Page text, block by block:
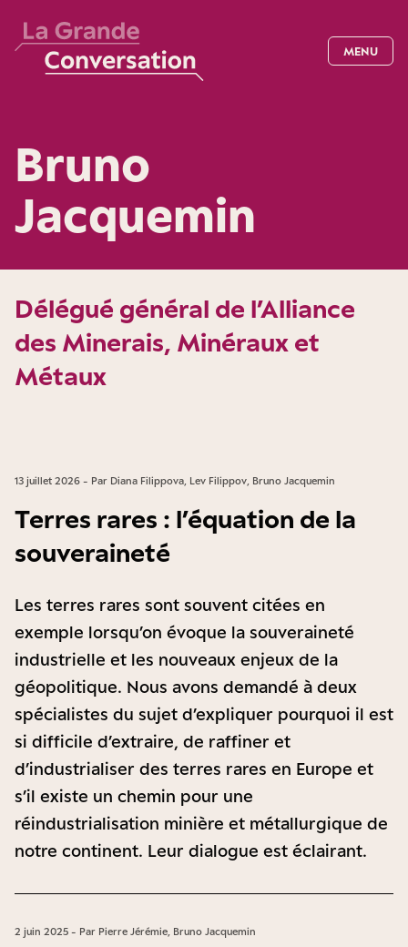
MENU
Bruno
Jacquemin
Délégué général de l’Alliance
des Minerais, Minéraux et
Métaux
13 juillet 2026 - Par Diana Filippova, Lev Filippov, Bruno Jacquemin
Terres rares : l’équation de la
souveraineté
Les terres rares sont souvent citées en
exemple lorsqu’on évoque la souveraineté
industrielle et les nouveaux enjeux de la
géopolitique. Nous avons demandé à deux
spécialistes du sujet d’expliquer pourquoi il est
si difficile d’extraire, de raffiner et
d’industrialiser des terres rares en Europe et
s’il existe un chemin pour une
réindustrialisation minière et métallurgique de
notre continent. Leur dialogue est éclairant.
2 juin 2025 - Par Pierre Jérémie, Bruno Jacquemin